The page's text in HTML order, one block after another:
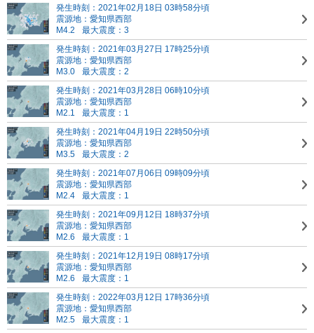
発生時刻：2021年02月18日 03時58分頃
震源地：愛知県西部
M4.2
最大震度：3
発生時刻：2021年03月27日 17時25分頃
震源地：愛知県西部
M3.0
最大震度：2
発生時刻：2021年03月28日 06時10分頃
震源地：愛知県西部
M2.1
最大震度：1
発生時刻：2021年04月19日 22時50分頃
震源地：愛知県西部
M3.5
最大震度：2
発生時刻：2021年07月06日 09時09分頃
震源地：愛知県西部
M2.4
最大震度：1
発生時刻：2021年09月12日 18時37分頃
震源地：愛知県西部
M2.6
最大震度：1
発生時刻：2021年12月19日 08時17分頃
震源地：愛知県西部
M2.6
最大震度：1
発生時刻：2022年03月12日 17時36分頃
震源地：愛知県西部
M2.5
最大震度：1